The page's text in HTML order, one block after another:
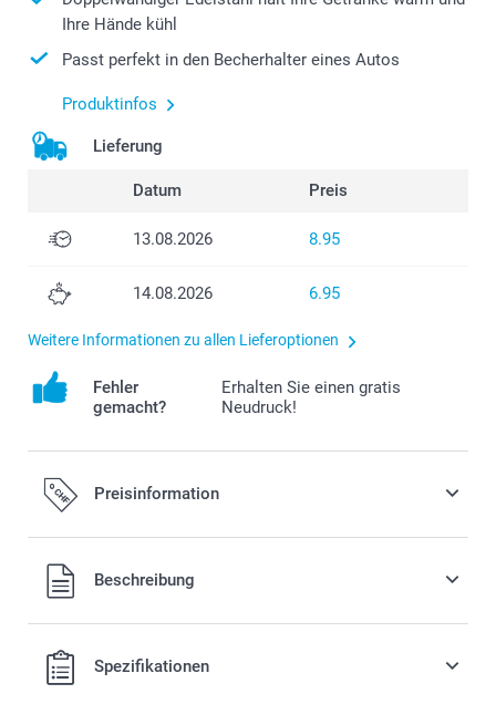
Ihre Hände kühl
Passt perfekt in den Becherhalter eines Autos
Produktinfos
Lieferung
Datum Preis
13.08.2026 8.95
14.08.2026 6.95
Weitere Informationen zu allen Lieferoptionen
Fehler
gemacht?
Erhalten Sie einen gratis
Neudruck!
Preisinformation
Alle Preise verstehen sich in Schweizer Franken (CHF) inkl.
MwSt. und zzgl. Versandkosten.
Beschreibung
Spezifikationen